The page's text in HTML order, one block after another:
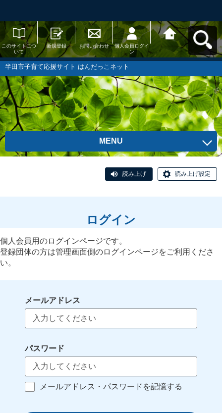
このサイトにつ
いて
新規登録 お問い合わせ
個人会員ログイ
ン
半田市子育て応
援サイト はんだ
っこネットへ戻
半田市子育て応援サイト はんだっこネット
MENU
読み上げ 読み上げ設定
ログイン
個人会員用のログインページです。
登録団体の方は管理画面側のログインページをご利用くださ
い。
メールアドレス
パスワード
メールアドレス・パスワードを記憶する